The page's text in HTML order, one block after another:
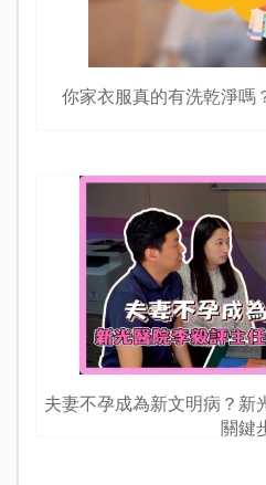
你家衣服真的有洗乾淨嗎
夫妻不孕成為新文明病？新
關鍵